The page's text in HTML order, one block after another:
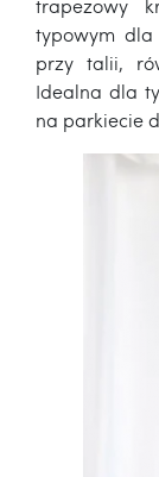
typowym dla
przy talii,
Idealna dla
na parkiecie